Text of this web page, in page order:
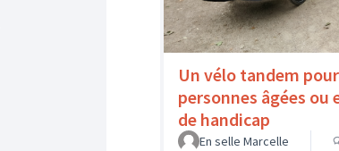
Un vélo tandem
personnes âgées ou
de handicap
En selle Marcelle